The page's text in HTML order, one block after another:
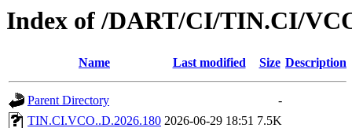
Index of /DART/CI/TIN.CI/
Name Last modified Size Description
Parent Directory
-
TIN.CI.VCO..D.2026.180 2026-06-29 18:51 7.5K